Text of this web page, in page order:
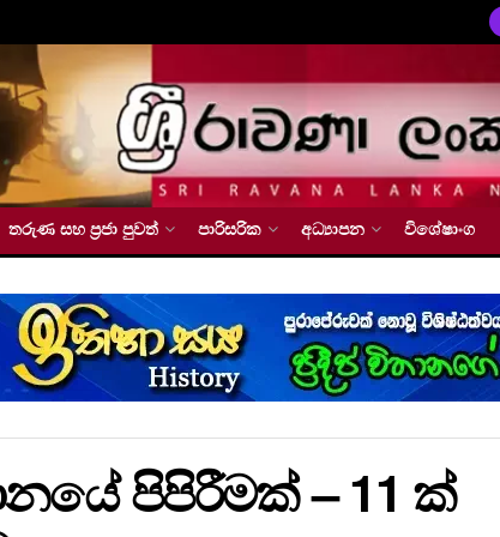
තරුණ සහ ප්‍රජා පුවත් පාරිසරික අධ්‍යාපන විශේෂාංග
පිපිරීමක් – 11 ක්